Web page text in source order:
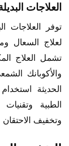
العلاجات
توفر العلاجات
لعلاج السعال
تشمل العلاج
والأكوبانك
الحديثة
الطبية
وتخفيف